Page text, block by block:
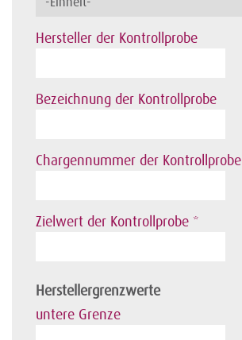
Hersteller der Kontrollprobe
Bezeichnung der Kontrollprobe
Chargennummer der Kontrollprobe
Zielwert der Kontrollprobe *
Herstellergrenzwerte
untere Grenze